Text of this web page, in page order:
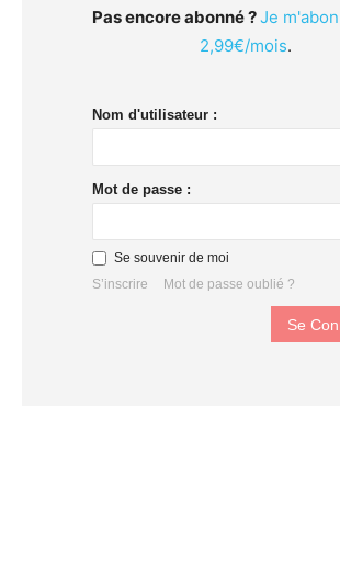
Pas encore abonné ?Je
2,99€/mois.
Nom d'utilisateur :
Mot de passe :
Se souvenir de moi
S’inscrire
Mot de passe oublié ?